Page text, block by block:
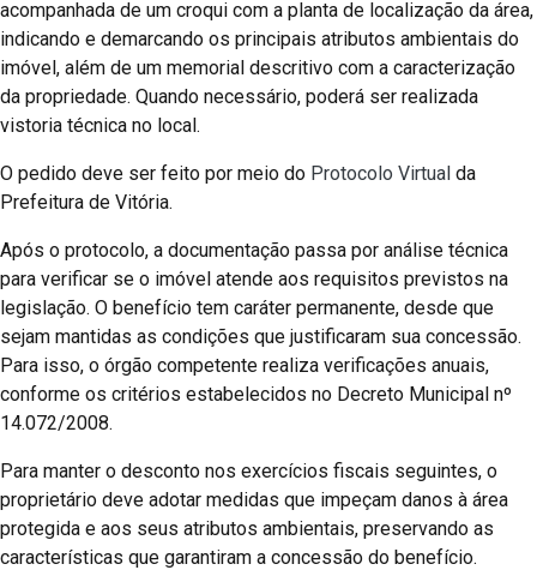
acompanhada de um croqui com a planta de localização da área,
indicando e demarcando os principais atributos ambientais do
imóvel, além de um memorial descritivo com a caracterização
da propriedade. Quando necessário, poderá ser realizada
vistoria técnica no local.
O pedido deve ser feito por meio do Protocolo Virtual da
Prefeitura de Vitória.
Após o protocolo, a documentação passa por análise técnica
para verificar se o imóvel atende aos requisitos previstos na
legislação. O benefício tem caráter permanente, desde que
sejam mantidas as condições que justificaram sua concessão.
Para isso, o órgão competente realiza verificações anuais,
conforme os critérios estabelecidos no Decreto Municipal nº
14.072/2008.
Para manter o desconto nos exercícios fiscais seguintes, o
proprietário deve adotar medidas que impeçam danos à área
protegida e aos seus atributos ambientais, preservando as
características que garantiram a concessão do benefício.